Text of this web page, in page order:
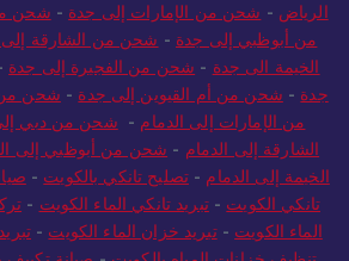
الرياض - شحن من الإمارات إلى جدة - شحن
من أبوظبي إلى جدة - شحن من الشارقة
الخيمة الى جدة - شحن من الفجيرة إلى جدة
جدة - شحن من أم القيوين إلى جدة - شحن من
من الإمارات إلى الدمام - شحن من دبي
الشارقة إلى الدمام - شحن من أبوظبي إلى
الخيمة إلى الدمام -تصليح تانكي بالكويت -
تانكي الكويت -تبريد تانكي الماء الكويت -
الماء الكويت -تبريد خزان الماء الكويت -